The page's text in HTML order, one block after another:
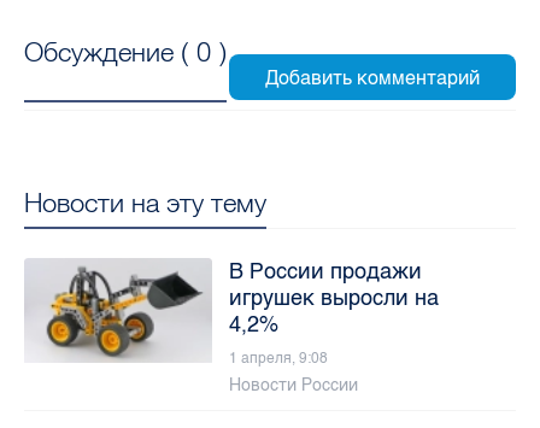
Обсуждение ( 0 )
Новости на эту тему
В России продажи
игрушек выросли на
4,2%
1 апреля, 9:08
Новости России